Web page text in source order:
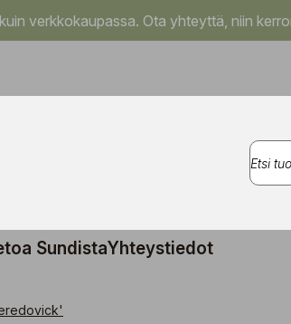
verkkokaupassa. Ota yhteyttä, niin
SundistaYhteystiedot